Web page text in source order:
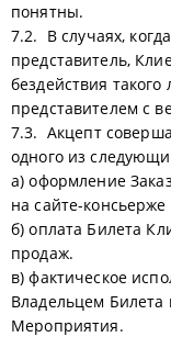
понятны.
7.2. В случаях,
представитель,
бездействия
представителем с
7.3. Акцепт
одного из
а) оформление
на сайте-консьерже
б) оплата Билета
продаж.
в) фактическое
Владельцем Билета
Мероприятия.